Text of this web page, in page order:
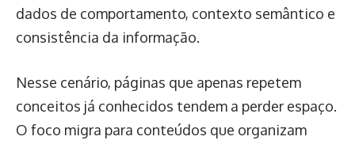
dados de comportamento, contexto semântico e
consistência da informação.
Nesse cenário, páginas que apenas repetem
conceitos já conhecidos tendem a perder espaço.
O foco migra para conteúdos que organizam